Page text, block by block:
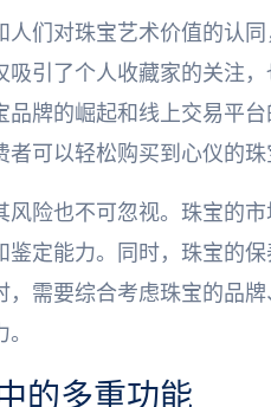
们对珠宝艺术价值的认
引了个人收藏家的关注
牌的崛起和线上交易平
可以轻松购买到心仪的珠
险也不可忽视。珠宝的
定能力。同时，珠宝的
，需要综合考虑珠宝的品
的多重功能